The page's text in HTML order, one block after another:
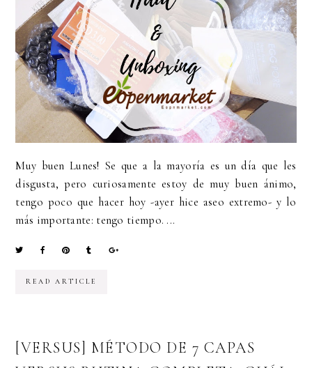
Muy buen Lunes! Se que a la mayoría es un día que les
disgusta, pero curiosamente estoy de muy buen ánimo,
tengo poco que hacer hoy -ayer hice aseo extremo- y lo
más importante: tengo tiempo. ...
READ ARTICLE
[VERSUS] MÉTODO DE 7 CAPAS